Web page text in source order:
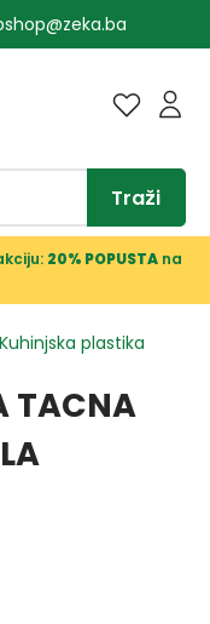
Traži
20% POPUSTAna
Kuhinjska plastika
TACNA